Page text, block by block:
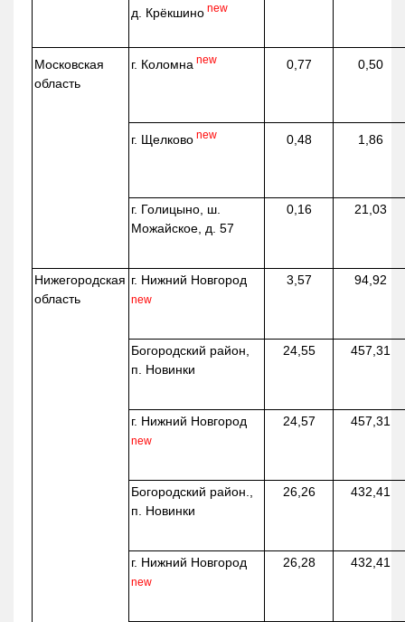
д. Крёкшино new
Московская
область
г. Коломна new 0,77 0,50
г. Щелково new 0,48 1,86
г. Голицыно, ш.
Можайское, д. 57
0,16 21,03
Нижегородская
область
г. Нижний Новгород
new
3,57 94,92
Богородский район,
п. Новинки
24,55 457,31
г. Нижний Новгород
new
24,57 457,31
Богородский район.,
п. Новинки
26,26 432,41
г. Нижний Новгород
new
26,28 432,41